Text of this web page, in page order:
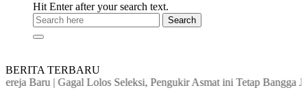
Hit Enter after your search text.
BERITA TERBARU
Baru| Gagal Lolos Seleksi, Pengukir Asmat ini Tetap Bangga